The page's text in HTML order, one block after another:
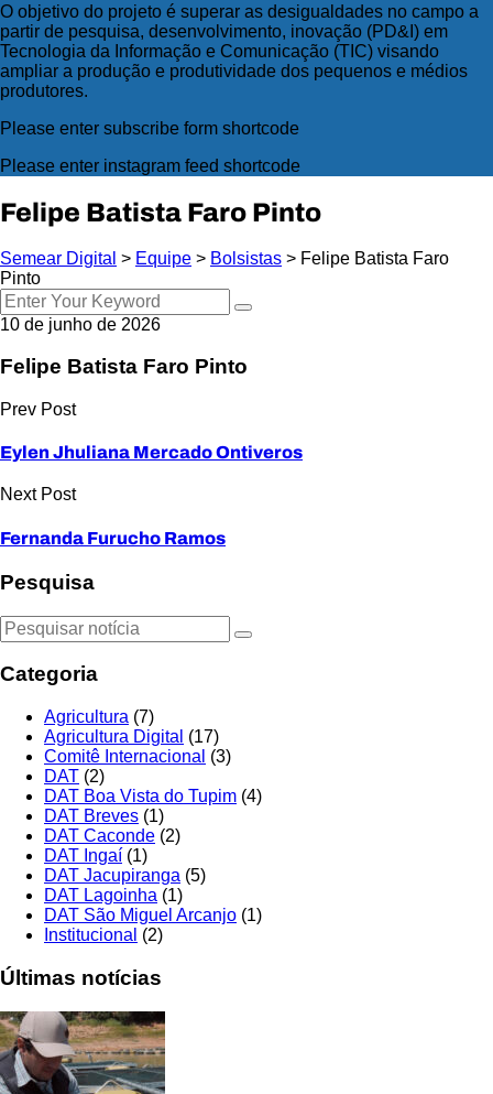
O objetivo do projeto é superar as desigualdades no campo a
partir de pesquisa, desenvolvimento, inovação (PD&I) em
Tecnologia da Informação e Comunicação (TIC) visando
ampliar a produção e produtividade dos pequenos e médios
produtores.
Please enter subscribe form shortcode
Please enter instagram feed shortcode
Felipe Batista Faro Pinto
Semear Digital > Equipe > Bolsistas > Felipe Batista Faro
Pinto
10 de junho de 2026
Felipe Batista Faro Pinto
Prev Post
Eylen Jhuliana Mercado Ontiveros
Next Post
Fernanda Furucho Ramos
Pesquisa
Categoria
Agricultura (7)
Agricultura Digital (17)
Comitê Internacional (3)
DAT (2)
DAT Boa Vista do Tupim (4)
DAT Breves (1)
DAT Caconde (2)
DAT Ingaí (1)
DAT Jacupiranga (5)
DAT Lagoinha (1)
DAT São Miguel Arcanjo (1)
Institucional (2)
Últimas notícias